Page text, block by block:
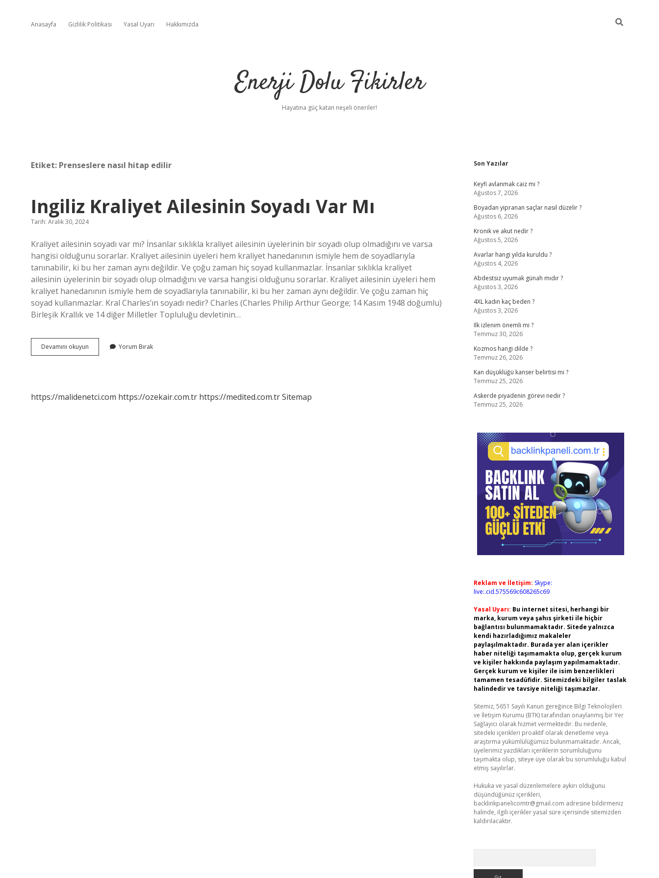
Anasayfa Gizlilik Politikası Yasal Uyarı Hakkımızda
Enerji Dolu Fikirler
Hayatına güç katan neşeli öneriler!
Etiket: Prenseslere nasıl hitap edilir
Ingiliz Kraliyet Ailesinin Soyadı Var Mı
Tarih: Aralık 30, 2024
Kraliyet ailesinin soyadı var mı? İnsanlar sıklıkla kraliyet ailesinin üyelerinin bir soyadı olup olmadığını ve varsa
hangisi olduğunu sorarlar. Kraliyet ailesinin üyeleri hem kraliyet hanedanının ismiyle hem de soyadlarıyla
tanınabilir, ki bu her zaman aynı değildir. Ve çoğu zaman hiç soyad kullanmazlar. İnsanlar sıklıkla kraliyet
ailesinin üyelerinin bir soyadı olup olmadığını ve varsa hangisi olduğunu sorarlar. Kraliyet ailesinin üyeleri hem
kraliyet hanedanının ismiyle hem de soyadlarıyla tanınabilir, ki bu her zaman aynı değildir. Ve çoğu zaman hiç
soyad kullanmazlar. Kral Charles’ın soyadı nedir? Charles (Charles Philip Arthur George; 14 Kasım 1948 doğumlu)
Birleşik Krallık ve 14 diğer Milletler Topluluğu devletinin…
Devamını okuyun
Kraliyet
Yorum Bırak
https://malidenetci.com https://ozekair.com.tr https://medited.com.trSitemap
Sidebar
Son Yazılar
Keyfi avlanmak caiz mi ?
Ağustos 7, 2026
Boyadan yipranan saçlar nasıl düzelir ?
Ağustos 6, 2026
Kronik ve akut nedir ?
Ağustos 5, 2026
Avarlar hangi yılda kuruldu ?
Ağustos 4, 2026
Abdestsiz uyumak günah mıdır ?
Ağustos 3, 2026
4XL kadın kaç beden ?
Ağustos 3, 2026
Ilk izlenim önemli mi ?
Temmuz 30, 2026
Kozmos hangi dilde ?
Temmuz 26, 2026
Kan düşüklüğü kanser belirtisi mi ?
Temmuz 25, 2026
Askerde piyadenin görevi nedir ?
Temmuz 25, 2026
Reklam ve İletişim: Skype:
live:.cid.575569c608265c69
Yasal Uyarı: Bu internet sitesi, herhangi bir
marka, kurum veya şahıs şirketi ile hiçbir
bağlantısı bulunmamaktadır. Sitede yalnızca
kendi hazırladığımız makaleler
paylaşılmaktadır. Burada yer alan içerikler
haber niteliği taşımamakta olup, gerçek kurum
ve kişiler hakkında paylaşım yapılmamaktadır.
Gerçek kurum ve kişiler ile isim benzerlikleri
tamamen tesadüfidir. Sitemizdeki bilgiler taslak
halindedir ve tavsiye niteliği taşımazlar.
Sitemiz, 5651 Sayılı Kanun gereğince Bilgi Teknolojileri
ve İletişim Kurumu (BTK) tarafından onaylanmış bir Yer
Sağlayıcı olarak hizmet vermektedir. Bu nedenle,
sitedeki içerikleri proaktif olarak denetleme veya
araştırma yükümlülüğümüz bulunmamaktadır. Ancak,
üyelerimiz yazdıkları içeriklerin sorumluluğunu
taşımakta olup, siteye üye olarak bu sorumluluğu kabul
etmiş sayılırlar.
Hukuka ve yasal düzenlemelere aykırı olduğunu
düşündüğünüz içerikleri,
backlinkpanelicomtr@gmail.com adresine bildirmeniz
halinde, ilgili içerikler yasal süre içerisinde sitemizden
kaldırılacaktır.